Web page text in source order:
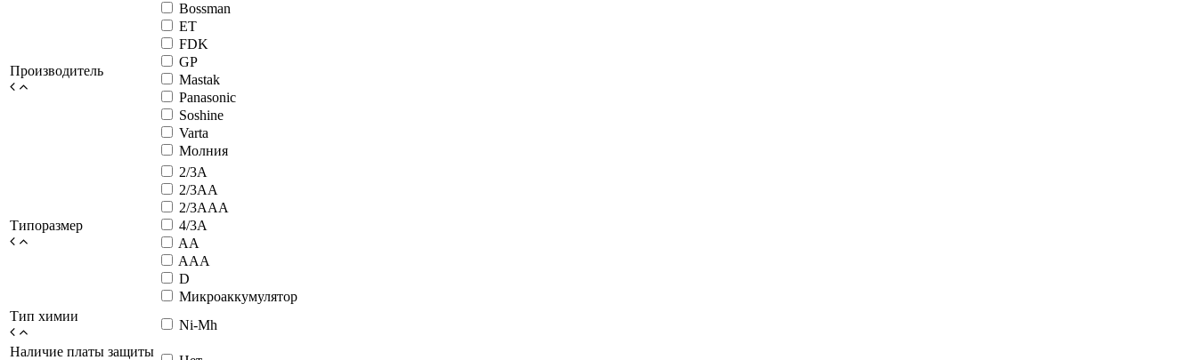
Производитель
Bossman
ET
FDK
GP
Mastak
Panasonic
Soshine
Varta
Молния
Типоразмер
2/3A
2/3AA
2/3AAA
4/3A
AA
AAA
D
Микроаккумулятор
Тип химии
Ni-Mh
Наличие платы защиты